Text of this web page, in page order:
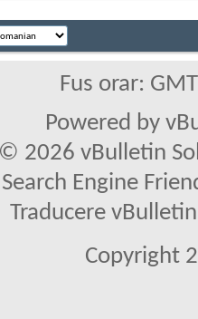
Fus orar:
Powered by
2026 vBulletin
Search Engine
Traducere
Copyright